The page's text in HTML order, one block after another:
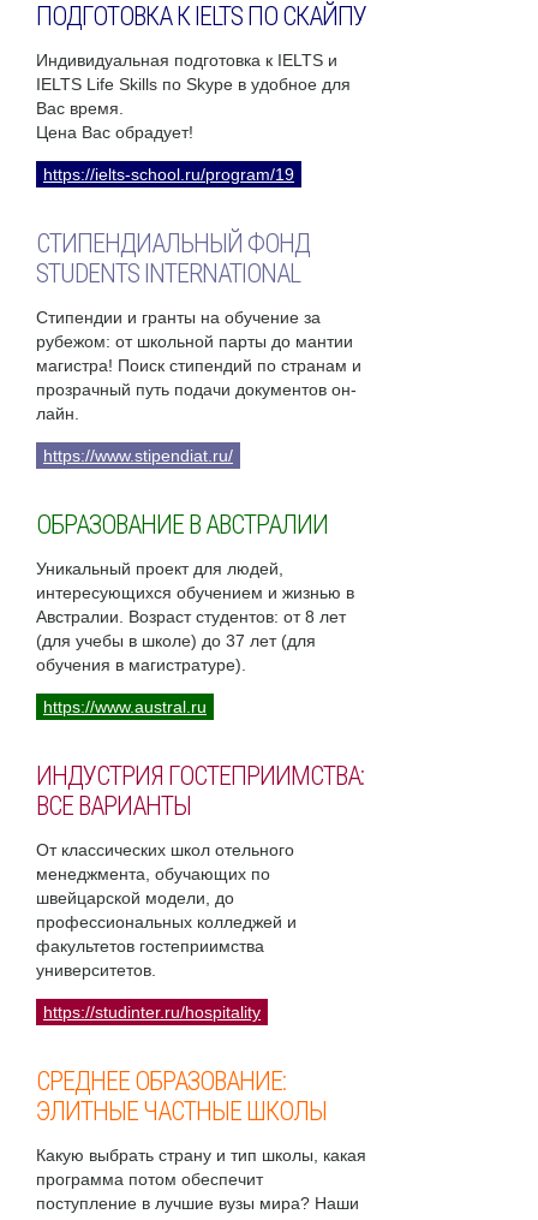
ПОДГОТОВКА К IELTS ПО СКАЙПУ
Индивидуальная подготовка к IELTS и
IELTS Life Skills по Skype в удобное для
Вас время.
Цена Вас обрадует!
https://ielts-school.ru/program/19
СТИПЕНДИАЛЬНЫЙ ФОНД
STUDENTS INTERNATIONAL
Стипендии и гранты на обучение за
рубежом: от школьной парты до мантии
магистра! Поиск стипендий по странам и
прозрачный путь подачи документов он-
лайн.
https://www.stipendiat.ru/
ОБРАЗОВАНИЕ В АВСТРАЛИИ
Уникальный проект для людей,
интересующихся обучением и жизнью в
Австралии. Возраст студентов: от 8 лет
(для учебы в школе) до 37 лет (для
обучения в магистратуре).
https://www.austral.ru
ИНДУСТРИЯ ГОСТЕПРИИМСТВА:
ВСЕ ВАРИАНТЫ
От классических школ отельного
менеджмента, обучающих по
швейцарской модели, до
профессиональных колледжей и
факультетов гостеприимства
университетов.
https://studinter.ru/hospitality
СРЕДНЕЕ ОБРАЗОВАНИЕ:
ЭЛИТНЫЕ ЧАСТНЫЕ ШКОЛЫ
Какую выбрать страну и тип школы, какая
программа потом обеспечит
поступление в лучшие вузы мира? Наши